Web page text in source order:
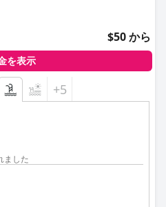
$50 から
を表示
+5
ました